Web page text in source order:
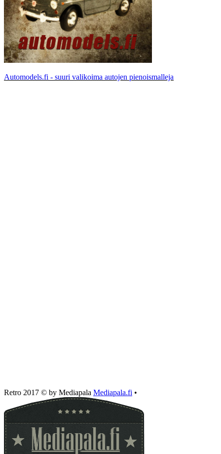
Automodels.fi - suuri valikoima autojen pienoismalleja
Retro 2017 © by Mediapala Mediapala.fi •